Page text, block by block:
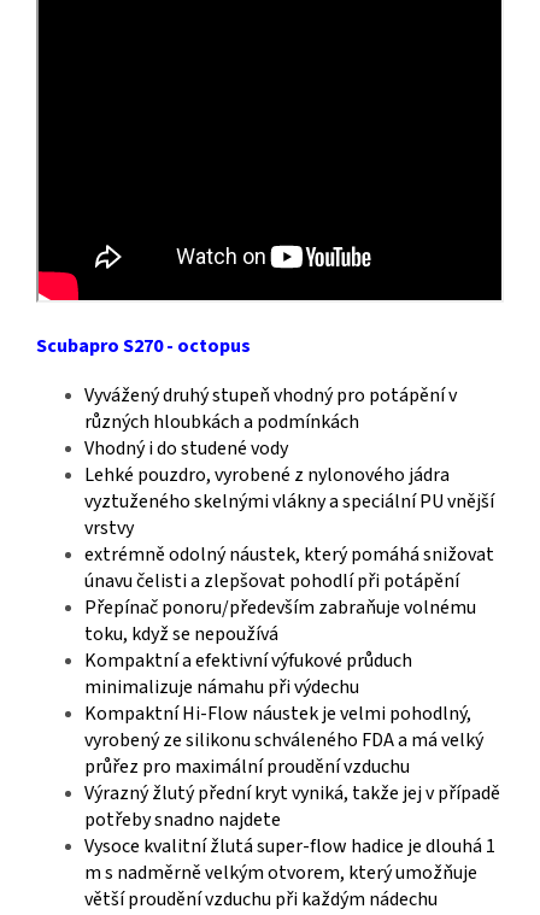
Scubapro S270 - octopus
Vyvážený druhý stupeň vhodný pro potápění v
různých hloubkách a podmínkách
Vhodný i do studené vody
Lehké pouzdro, vyrobené z nylonového jádra
vyztuženého skelnými vlákny a speciální PU vnější
vrstvy
extrémně odolný náustek, který pomáhá snižovat
únavu čelisti a zlepšovat pohodlí při potápění
Přepínač ponoru/především zabraňuje volnému
toku, když se nepoužívá
Kompaktní a efektivní výfukové průduch
minimalizuje námahu při výdechu
Kompaktní Hi-Flow náustek je velmi pohodlný,
vyrobený ze silikonu schváleného FDA a má velký
průřez pro maximální proudění vzduchu
Výrazný žlutý přední kryt vyniká, takže jej v případě
potřeby snadno najdete
Vysoce kvalitní žlutá super-flow hadice je dlouhá 1
m s nadměrně velkým otvorem, který umožňuje
větší proudění vzduchu při každým nádechu